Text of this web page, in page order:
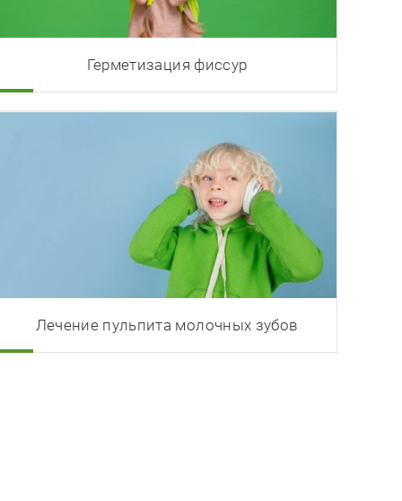
Герметизация фиссур
Лечение пульпита молочных зубов